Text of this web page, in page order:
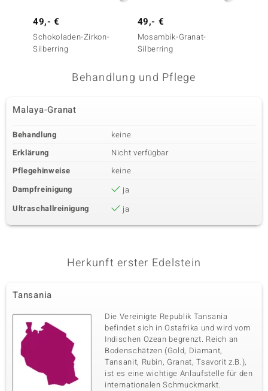
49,- €
Schokoladen-Zirkon-
Silberring
49,- €
Mosambik-Granat-
Silberring
Behandlung und Pflege
Malaya-Granat
Behandlung
keine
Erklärung
Nicht verfügbar
Pflegehinweise
keine
Dampfreinigung
ja
Ultraschallreinigung
ja
Herkunft erster Edelstein
Tansania
Die Vereinigte Republik Tansania
befindet sich in Ostafrika und wird vom
Indischen Ozean begrenzt. Reich an
Bodenschätzen (Gold, Diamant,
Tansanit, Rubin, Granat, Tsavorit z.B.),
ist es eine wichtige Anlaufstelle für den
internationalen Schmuckmarkt.